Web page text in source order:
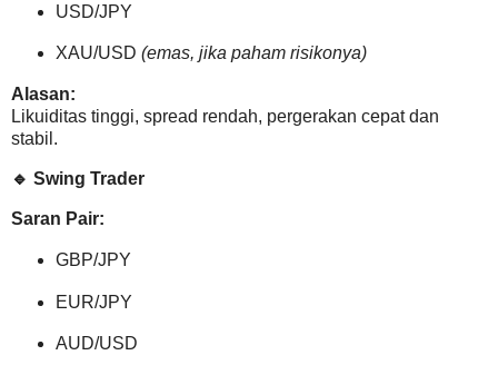
USD/JPY
XAU/USD (emas, jika paham risikonya)
Alasan:
Likuiditas tinggi, spread rendah, pergerakan cepat dan
stabil.
🔹 Swing Trader
Saran Pair:
GBP/JPY
EUR/JPY
AUD/USD